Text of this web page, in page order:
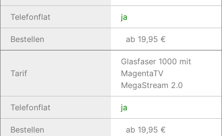
Telefonflat ja
Bestellen ab 19,95 €
Tarif
Glasfaser 1000 mit
MagentaTV
MegaStream 2.0
Telefonflat ja
Bestellen ab 19,95 €